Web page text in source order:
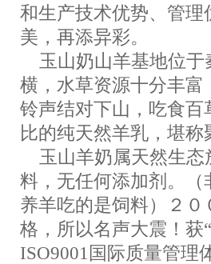
和生产技术优势、管
美，再添异彩。
玉山奶山羊基地位于
横，水草资源十分丰
铃声结对下山，吃食
比的纯天然羊乳，堪
玉山羊奶属天然生态
料，无任何添加剂。
养羊吃的是饲料）２０
格，所以名声大震！获
ISO9001国际质量管理